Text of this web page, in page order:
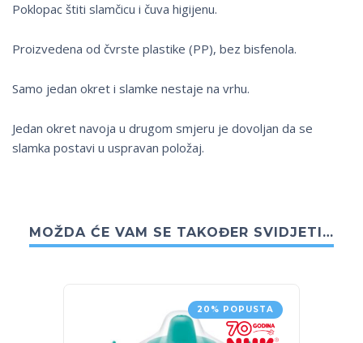
Poklopac štiti slamčicu i čuva higijenu.
Proizvedena od čvrste plastike (PP), bez bisfenola.
Samo jedan okret i slamke nestaje na vrhu.
Jedan okret navoja u drugom smjeru je dovoljan da se
slamka postavi u uspravan položaj.
MOŽDA ĆE VAM SE TAKOĐER SVIDJETI…
20% POPUSTA